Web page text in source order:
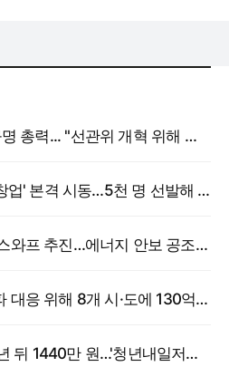
정부, '참정권 침해' 규명 총력... "선관위 개혁 위해 국정조사 등 모든 조치"
6만 명 몰린 '모두의 창업' 본격 시동…5천 명 선발해 밀착 지원
한일, 원유·석유제품 스와프 추진…에너지 안보 공조 강화
고용부, 중동전쟁 여파 대응 위해 8개 시·도에 130억 원 긴급 투입
월 10만 원 저축 시 3년 뒤 1440만 원…'청년내일저축계좌' 신규 모집